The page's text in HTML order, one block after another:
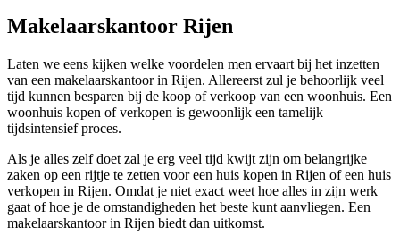
Makelaarskantoor Rijen
Laten we eens kijken welke voordelen men ervaart bij het inzetten
van een makelaarskantoor in Rijen. Allereerst zul je behoorlijk veel
tijd kunnen besparen bij de koop of verkoop van een woonhuis. Een
woonhuis kopen of verkopen is gewoonlijk een tamelijk
tijdsintensief proces.
Als je alles zelf doet zal je erg veel tijd kwijt zijn om belangrijke
zaken op een rijtje te zetten voor een huis kopen in Rijen of een huis
verkopen in Rijen. Omdat je niet exact weet hoe alles in zijn werk
gaat of hoe je de omstandigheden het beste kunt aanvliegen. Een
makelaarskantoor in Rijen biedt dan uitkomst.